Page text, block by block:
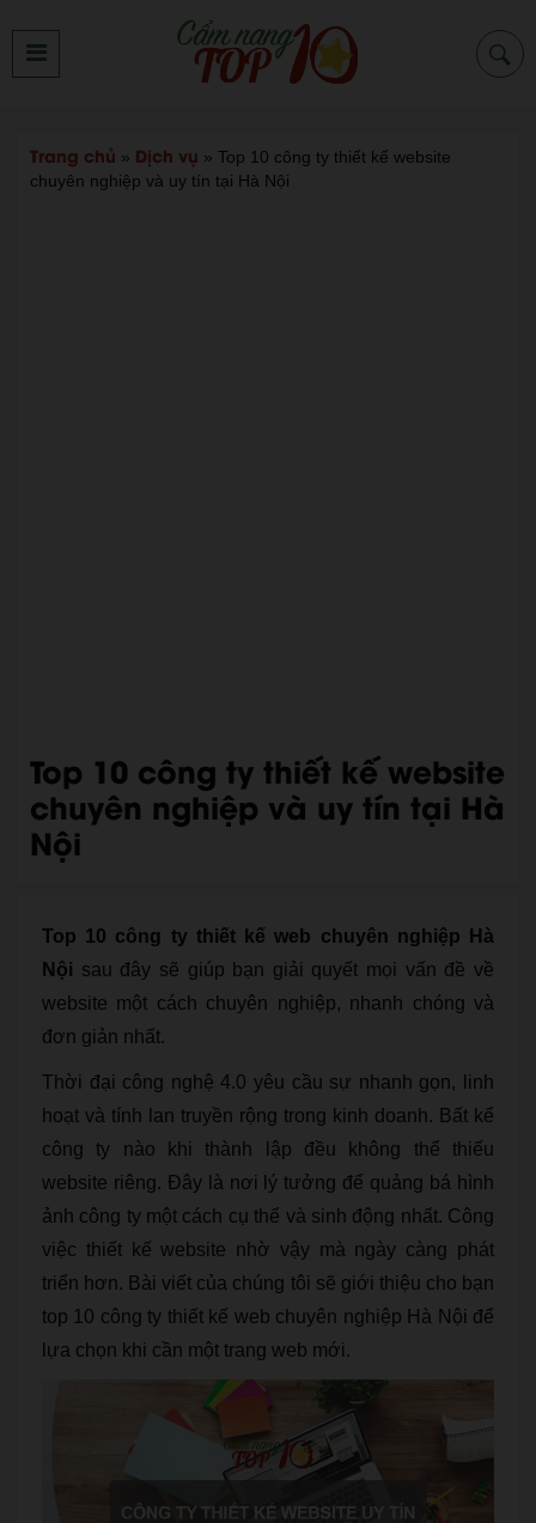
Trang chủ » Dịch vụ » Top 10 công ty thiết kế website
chuyên nghiệp và uy tín tại Hà Nội
Top 10 công ty thiết kế website
chuyên nghiệp và uy tín tại Hà
Nội
Top 10 công ty thiết kế web chuyên nghiệp Hà
Nội sau đây sẽ giúp bạn giải quyết mọi vấn đề về
website một cách chuyên nghiệp, nhanh chóng và
đơn giản nhất.
Thời đại công nghệ 4.0 yêu cầu sự nhanh gọn, linh
hoạt và tính lan truyền rộng trong kinh doanh. Bất kể
công ty nào khi thành lập đều không thể thiếu
website riêng. Đây là nơi lý tưởng để quảng bá hình
ảnh công ty một cách cụ thể và sinh động nhất. Công
việc thiết kế website nhờ vậy mà ngày càng phát
triển hơn. Bài viết của chúng tôi sẽ giới thiệu cho bạn
top 10 công ty thiết kế web chuyên nghiệp Hà Nội để
lựa chọn khi cần một trang web mới.